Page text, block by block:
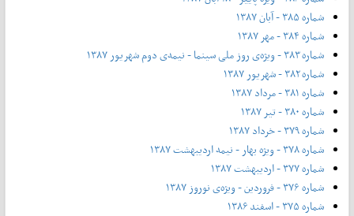
شماره ۳۸۵ - آبان ۱۳۸۷
شماره ۳۸۴ - مهر ۱۳۸۷
شماره ۳۸۳ - ویژه‌ی روز ملی سینما - نیمه‌ی دوم شهریور ۱۳۸۷
شماره ۳۸۲ - شهریور ۱۳۸۷
شماره ۳۸۱ - مرداد ۱۳۸۷
شماره ۳۸۰ - تیر ۱۳۸۷
شماره ۳۷۹ - خرداد ۱۳۸۷
شماره ۳۷۸ - ویژه بهار - نیمه‌ اردیبهشت ۱۳۸۷
شماره ۳۷۷ - اردیبهشت ۱۳۸۷
شماره ۳۷۶ - فروردین - ویژه‌ی نوروز ۱۳۸۷
شماره ۳۷۵ - اسفند ۱۳۸۶